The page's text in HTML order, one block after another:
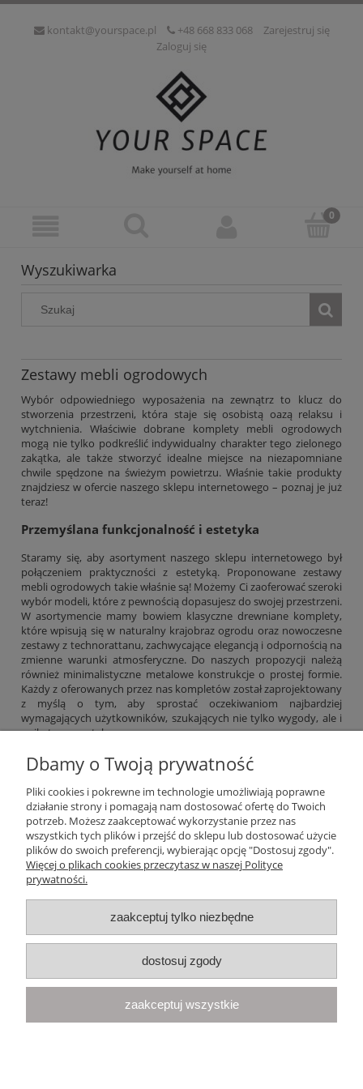
kontakt@yourspace.pl +48 668 833 068
Zarejestruj się
Zaloguj się
Wyszukiwarka
Zestawy mebli ogrodowych
Wybór odpowiedniego wyposażenia na zewnątrz to klucz do
stworzenia przestrzeni, która staje się osobistą oazą relaksu i
wytchnienia. Właściwie dobrane komplety mebli ogrodowych
mogą nie tylko podkreślić indywidualny charakter tego zielonego
zakątka, ale także stworzyć idealne miejsce na niezapomniane
chwile spędzone na świeżym powietrzu. Właśnie takie produkty
znajdziesz w ofercie naszego sklepu internetowego – poznaj je już
teraz!
Przemyślana funkcjonalność i estetyka
Staramy się, aby asortyment naszego sklepu internetowego był
połączeniem praktyczności z estetyką. Proponowane zestawy
mebli ogrodowych takie właśnie są! Możemy Ci zaoferować szeroki
wybór modeli, które z pewnością dopasujesz do swojej przestrzeni.
W asortymencie mamy bowiem klasyczne drewniane komplety,
które wpisują się w naturalny krajobraz ogrodu oraz nowoczesne
zestawy z technorattanu, zachwycające elegancją i odpornością na
zmienne warunki atmosferyczne. Do naszych propozycji należą
również minimalistyczne metalowe konstrukcje o prostej formie.
Każdy z oferowanych przez nas kompletów został zaprojektowany
z myślą o tym, aby sprostać oczekiwaniom najbardziej
wymagających użytkowników, szukających nie tylko wygody, ale i
unikatowego stylu.
Pomoc
Moje konto
Płatności i dostawa
Informacje
O nas
Your Space| Olimpijska 8, 86-010 Samociążek, woj. kujawsko-
Dbamy o Twoją prywatność
Pliki cookies i pokrewne im technologie umożliwiają poprawne
działanie strony i pomagają nam dostosować ofertę do Twoich
potrzeb. Możesz zaakceptować wykorzystanie przez nas
wszystkich tych plików i przejść do sklepu lub dostosować użycie
plików do swoich preferencji, wybierając opcję "Dostosuj zgody".
Więcej o plikach cookies przeczytasz w naszej Polityce
prywatności.
zaakceptuj tylko niezbędne
dostosuj zgody
zaakceptuj wszystkie